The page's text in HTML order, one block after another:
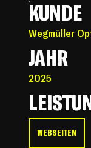
KUNDE
Wegmüller
JAHR
2025
WEBSEITEN